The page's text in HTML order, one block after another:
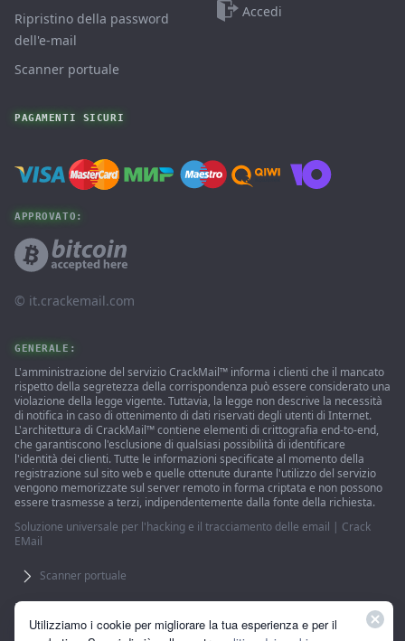
Ripristino della password
dell'e-mail
Scanner portuale
Accedi
PAGAMENTI SICURI
APPROVATO:
© ‌it.crackemail.com
GENERALE:
L'amministrazione del servizio CrackMail™ informa i clienti che il mancato
rispetto della segretezza della corrispondenza può essere considerato una
violazione della legge vigente. Tuttavia, la legge non descrive la necessità
di notifica in caso di ottenimento di dati riservati degli utenti di Internet.
L'architettura di CrackMail™ contiene elementi di crittografia end-to-end,
che garantiscono l'esclusione di qualsiasi possibilità di identificare
l'identità dei clienti. Tutte le informazioni specificate al momento della
registrazione sul sito web e quelle ottenute durante l'utilizzo del servizio
vengono memorizzate sul server remoto in forma criptata e non possono
essere trasmesse a terzi, indipendentemente dalla fonte della richiesta.
Soluzione universale per l'hacking e il tracciamento delle email | Crack
EMail
Scanner portuale
L'utilizzo del sito implica l'accettazione dell'accordo con gli utenti. 18 +
Utilizziamo i cookie per migliorare la tua esperienza e per il